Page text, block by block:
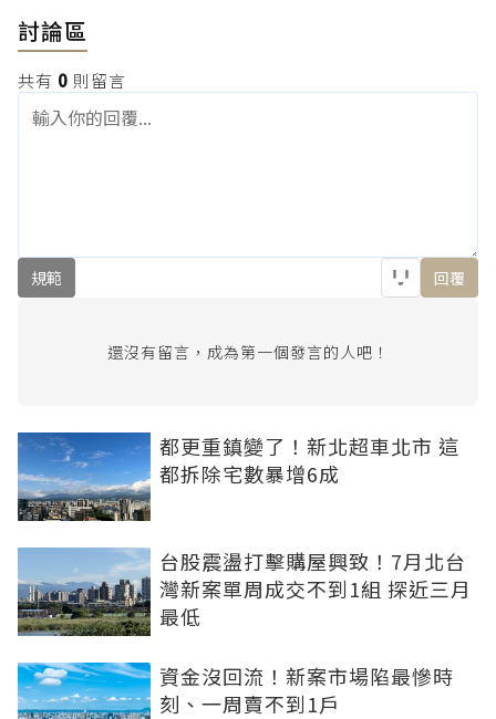
討論區
共有 0 則留言
規範 回覆
還沒有留言，成為第一個發言的人吧！
都更重鎮變了！新北超車北市 這
都拆除宅數暴增6成
台股震盪打擊購屋興致！7月北台
灣新案單周成交不到1組 探近三月
最低
資金沒回流！新案市場陷最慘時
刻、一周賣不到1戶